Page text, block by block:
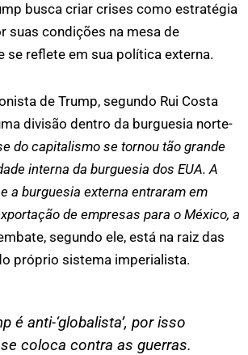
busca criar crises como estratégia
suas condições na mesa de
se reflete em sua política externa.
de Trump, segundo Rui Costa
divisão dentro da burguesia norte-
do capitalismo se tornou tão grande
interna da burguesia dos EUA. A
a burguesia externa entraram em
de empresas para o México, a
segundo ele, está na raiz das
próprio sistema imperialista.
é anti-‘globalista’, por isso
coloca contra as guerras.